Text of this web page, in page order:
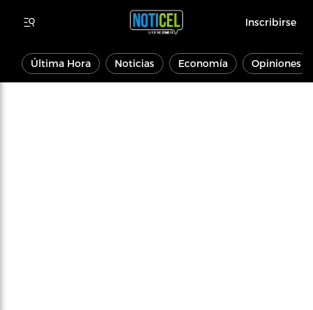
Inscribirse
Última Hora Noticias Economía Opiniones